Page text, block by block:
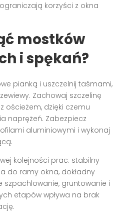
korzyści z okna
mostków
i spękań?
pianką i uszczelnij taśmami,
Zachowaj szczelinę
ościeżem, dzięki czemu
naprężeń. Zabezpiecz
aluminiowymi i wykonaj
kolejności prac: stabilny
do ramy okna, dokładny
szpachlowanie, gruntowanie i
etapów wpływa na brak